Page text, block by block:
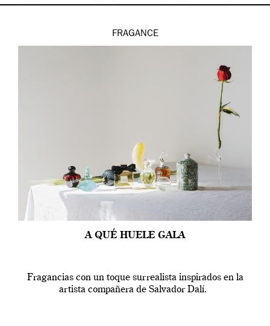
FRAGANCE
A QUÉ HUELE GALA
Fragancias con un toque surrealista inspirados en la
artista compañera de Salvador Dalí.